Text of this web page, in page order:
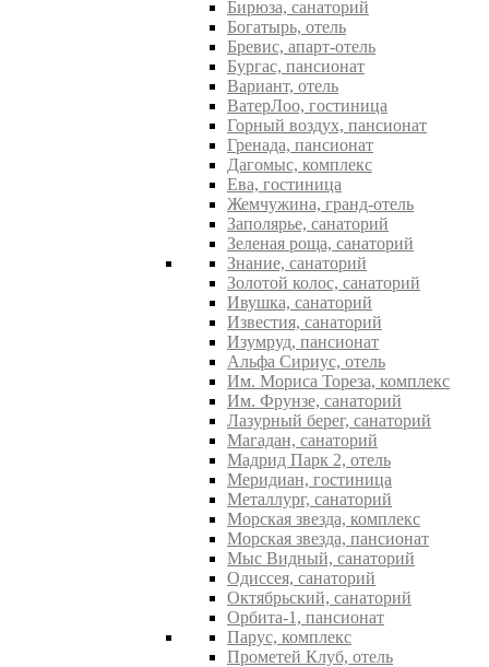
Бирюза, санаторий
Богатырь, отель
Бревис, апарт-отель
Бургас, пансионат
Вариант, отель
ВатерЛоо, гостиница
Горный воздух, пансионат
Гренада, пансионат
Дагомыс, комплекс
Ева, гостиница
Жемчужина, гранд-отель
Заполярье, санаторий
Зеленая роща, санаторий
Знание, санаторий
Золотой колос, санаторий
Ивушка, санаторий
Известия, санаторий
Изумруд, пансионат
Альфа Сириус, отель
Им. Мориса Тореза, комплекс
Им. Фрунзе, санаторий
Лазурный берег, санаторий
Магадан, санаторий
Мадрид Парк 2, отель
Меридиан, гостиница
Металлург, санаторий
Морская звезда, комплекс
Морская звезда, пансионат
Мыс Видный, санаторий
Одиссея, санаторий
Октябрьский, санаторий
Орбита-1, пансионат
Парус, комплекс
Прометей Клуб, отель